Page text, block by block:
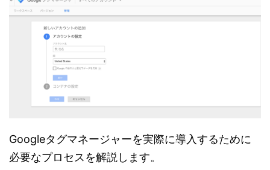
Googleタグマネージャーを実際に導入するために
必要なプロセスを解説します。